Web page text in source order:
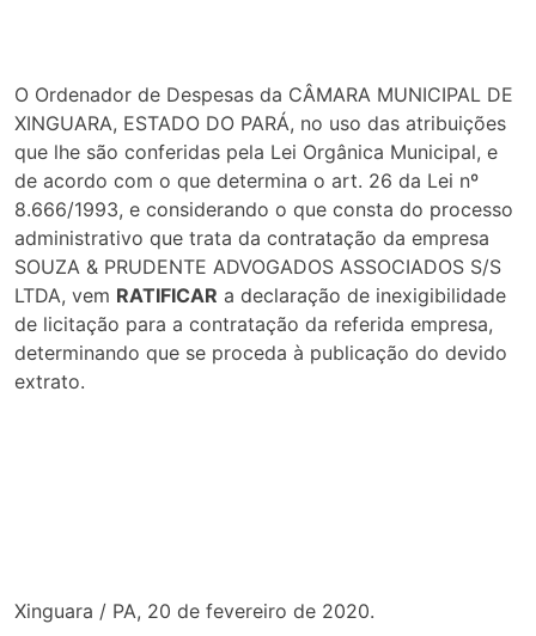
O Ordenador de Despesas da CÂMARA MUNICIPAL DE
XINGUARA, ESTADO DO PARÁ, no uso das atribuições
que lhe são conferidas pela Lei Orgânica Municipal, e
de acordo com o que determina o art. 26 da Lei nº
8.666/1993, e considerando o que consta do processo
administrativo que trata da contratação da empresa
SOUZA & PRUDENTE ADVOGADOS ASSOCIADOS S/S
LTDA, vem RATIFICAR a declaração de inexigibilidade
de licitação para a contratação da referida empresa,
determinando que se proceda à publicação do devido
extrato.
Xinguara / PA, 20 de fevereiro de 2020.